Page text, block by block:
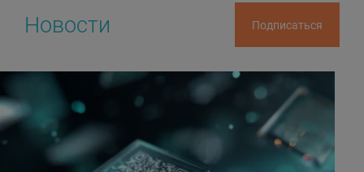
Новости Подписаться